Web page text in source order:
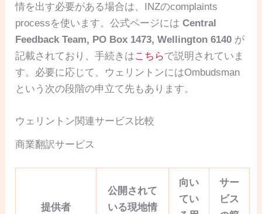
情を出す必要がある場合は、INZのcomplaints
processを使います。公式ページにはCentral
Feedback Team, PO Box 1473, Wellington 6140 が
記載されており、手続きはこちらで説明されていま
す。必要に応じて、ウェリントンにはOmbudsman
という次の段階の申立て先もあります。
ウェリントン関連サービス比較
商業翻訳サービス
提供者
公開されて
いる現地情
向い
てい
サー
ビス